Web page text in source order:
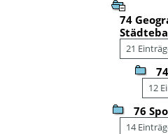
74
21
12
76
14